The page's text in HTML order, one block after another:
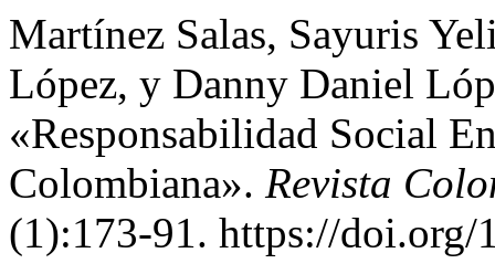
Martínez Salas, Sayuris
López, y Danny Daniel
«Responsabilidad Social
Colombiana». Revista
(1):173-91. https://doi.org/